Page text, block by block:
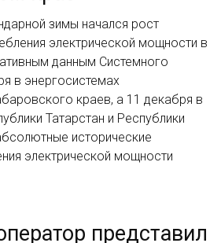
зимы начался рост
электрической мощности в
данным Системного
в энергосистемах
краев, а 11 декабря в
Татарстан и Республики
исторические
электрической мощности
представил